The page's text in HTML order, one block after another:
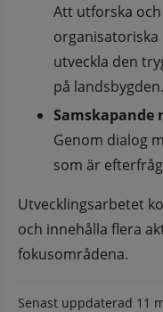
Att utforska
utveckla den
på landsbygden.
Samskapande
Genom dialog
som är
Utvecklingsarbetet
och innehålla flera
fokusområdena.
Senast uppdaterad 11